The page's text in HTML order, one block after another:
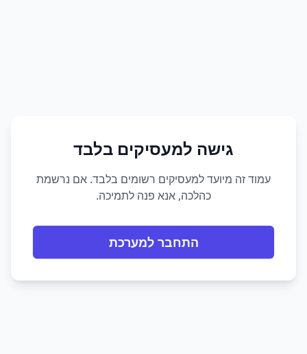
גישה למעסיקים בלבד
עמוד זה מיועד למעסיקים רשומים בלבד. אם נרשמת
כהלכה, אנא פנה לתמיכה.
התחבר למערכת